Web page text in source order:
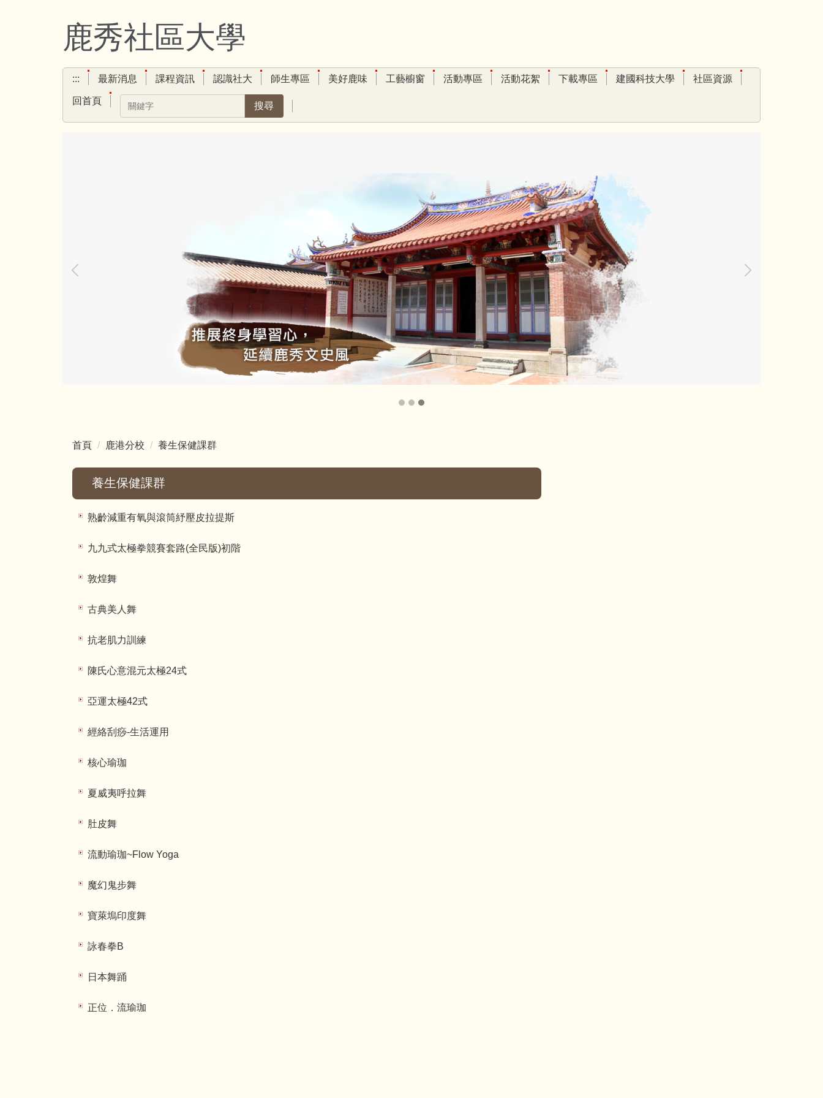
鹿秀社區大學
::: 最新消息 課程資訊 認識社大 師生專區 美好鹿味 工藝櫥窗 活動專區 活動花絮 下載專區 建國科技大學 社區資源
回首頁 搜尋
首頁 鹿港分校 養生保健課群
養生保健課群
熟齡減重有氧與滾筒紓壓皮拉提斯
九九式太極拳競賽套路(全民版)初階
敦煌舞
古典美人舞
抗老肌力訓練
陳氏心意混元太極24式
亞運太極42式
經絡刮痧-生活運用
核心瑜珈
夏威夷呼拉舞
肚皮舞
流動瑜珈~Flow Yoga
魔幻鬼步舞
寶萊塢印度舞
詠春拳B
日本舞踊
正位．流瑜珈